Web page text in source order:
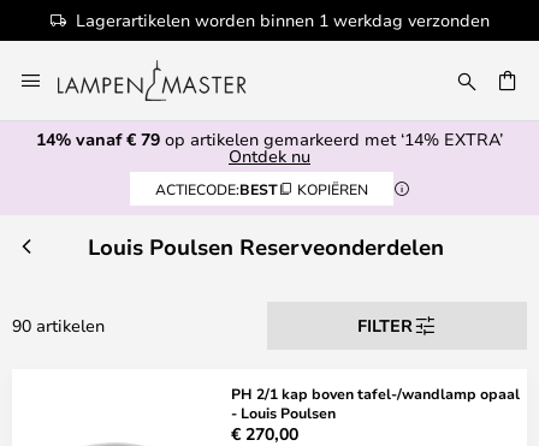
Lagerartikelen worden binnen 1 werkdag verzonden
naar
de
inhoud
14% vanaf € 79 op artikelen gemarkeerd met ‘14% EXTRA’
Ontdek nu
ACTIECODE:BEST KOPIËREN
Louis Poulsen Reserveonderdelen
90 artikelen FILTER
PH 2/1 kap boven tafel-/wandlamp opaal
- Louis Poulsen
€ 270,00